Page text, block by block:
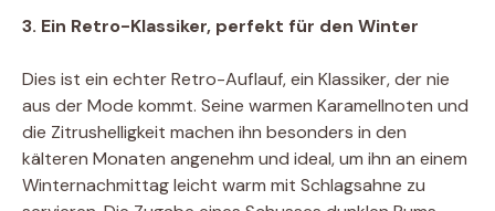
3. Ein Retro-Klassiker, perfekt für den Winter
Dies ist ein echter Retro-Auflauf, ein Klassiker, der nie
aus der Mode kommt. Seine warmen Karamellnoten und
die Zitrushelligkeit machen ihn besonders in den
kälteren Monaten angenehm und ideal, um ihn an einem
Winternachmittag leicht warm mit Schlagsahne zu